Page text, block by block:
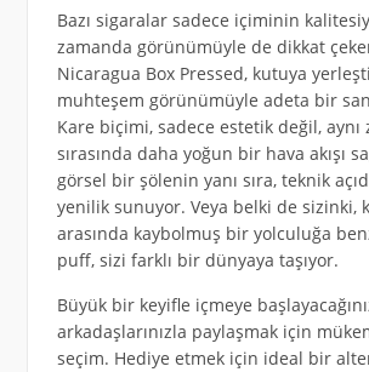
Bazı sigaralar sadece içiminin
zamanda görünümüyle de dikkat
Nicaragua Box Pressed, kutuya
muhteşem görünümüyle adeta bir
Kare biçimi, sadece estetik değil,
sırasında daha yoğun bir hava akışı
görsel bir şölenin yanı sıra, teknik
yenilik sunuyor. Veya belki de sizinki,
arasında kaybolmuş bir yolculuğa
puff, sizi farklı bir dünyaya taşıyor.
Büyük bir keyifle içmeye
arkadaşlarınızla paylaşmak için
seçim. Hediye etmek için ideal bir